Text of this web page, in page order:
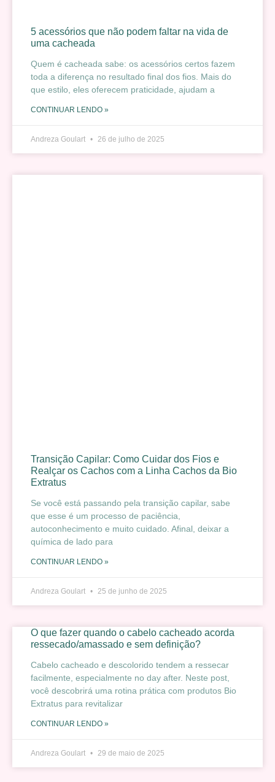
5 acessórios que não podem faltar na vida de
uma cacheada
Quem é cacheada sabe: os acessórios certos fazem
toda a diferença no resultado final dos fios. Mais do
que estilo, eles oferecem praticidade, ajudam a
CONTINUAR LENDO »
Andreza Goulart 26 de julho de 2025
Transição Capilar: Como Cuidar dos Fios e
Realçar os Cachos com a Linha Cachos da Bio
Extratus
Se você está passando pela transição capilar, sabe
que esse é um processo de paciência,
autoconhecimento e muito cuidado. Afinal, deixar a
química de lado para
CONTINUAR LENDO »
Andreza Goulart 25 de junho de 2025
O que fazer quando o cabelo cacheado acorda
ressecado/amassado e sem definição?
Cabelo cacheado e descolorido tendem a ressecar
facilmente, especialmente no day after. Neste post,
você descobrirá uma rotina prática com produtos Bio
Extratus para revitalizar
CONTINUAR LENDO »
Andreza Goulart 29 de maio de 2025